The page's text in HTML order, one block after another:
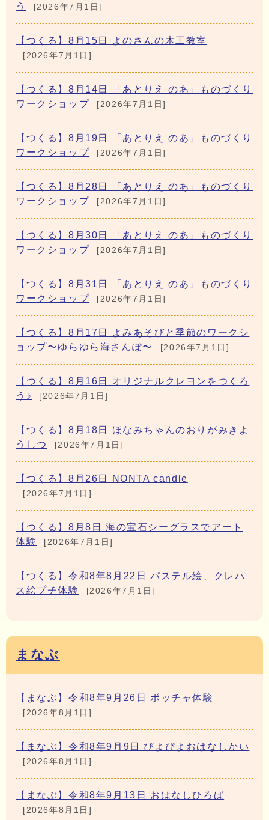
う [2026年7月1日]
【つくる】8月15日 よのさんの木工教室
[2026年7月1日]
【つくる】8月14日 「あとりえ のあ」ものづくり
ワークショップ
[2026年7月1日]
【つくる】8月19日 「あとりえ のあ」ものづくり
ワークショップ
[2026年7月1日]
【つくる】8月28日 「あとりえ のあ」ものづくり
ワークショップ
[2026年7月1日]
【つくる】8月30日 「あとりえ のあ」ものづくり
ワークショップ
[2026年7月1日]
【つくる】8月31日 「あとりえ のあ」ものづくり
ワークショップ
[2026年7月1日]
【つくる】8月17日 よみあそびと季節のワークシ
ョップ〜ゆらゆら海さんぽ〜
[2026年7月1日]
【つくる】8月16日 オリジナルクレヨンをつくろ
う♪
[2026年7月1日]
【つくる】8月18日 ほなみちゃんのおりがみきよ
うしつ
[2026年7月1日]
【つくる】8月26日 NONTA candle
[2026年7月1日]
【つくる】8月8日 海の宝石シーグラスでアート
体験
[2026年7月1日]
【つくる】令和8年8月22日 パステル絵、クレパ
ス絵プチ体験
[2026年7月1日]
まなぶ
【まなぶ】令和8年9月26日 ボッチャ体験
[2026年8月1日]
【まなぶ】令和8年9月9日 ぴよぴよおはなしかい
[2026年8月1日]
【まなぶ】令和8年9月13日 おはなしひろば
[2026年8月1日]